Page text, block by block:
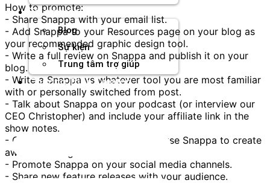
Tài nguyên
Blog
Sự kiện
Trung tâm trợ giúp
Chương Trình Creator
How to promote:
- Share Snappa with your email list.
- Add Snappa to your Resources page on your blog as
your recommended graphic design tool.
- Write a full review on Snappa and publish it on your
blog.
- Write a Snappa vs whatever tool you are most familiar
with or personally switched from post.
- Talk about Snappa on your podcast (or interview our
CEO Christopher) and include your affiliate link in the
show notes.
- Create video tutorials on how to use Snappa to create
awesome images.
- Promote Snappa on your social media channels.
- Share new feature releases with your audience.